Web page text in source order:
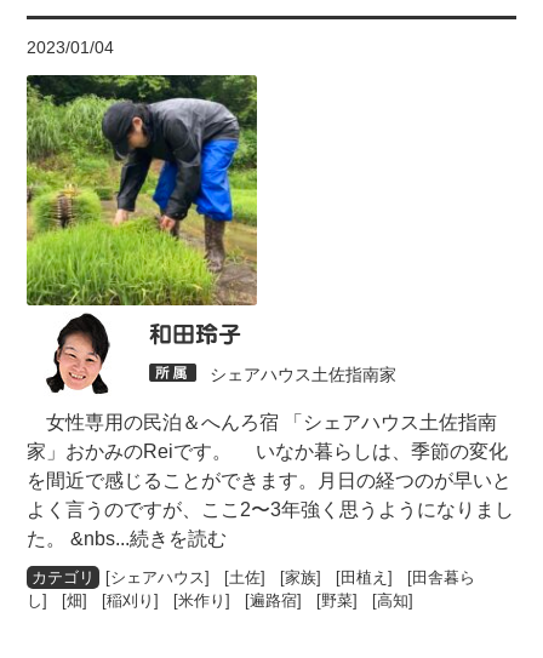
2023/01/04
和田玲子
シェアハウス土佐指南家
女性専用の民泊＆へんろ宿 「シェアハウス土佐指南
家」おかみのReiです。 いなか暮らしは、季節の変化
を間近で感じることができます。月日の経つのが早いと
よく言うのですが、ここ2〜3年強く思うようになりまし
た。 &nbs...続きを読む
[シェアハウス] [土佐] [家族] [田植え] [田舎暮ら
し] [畑] [稲刈り] [米作り] [遍路宿] [野菜] [高知]